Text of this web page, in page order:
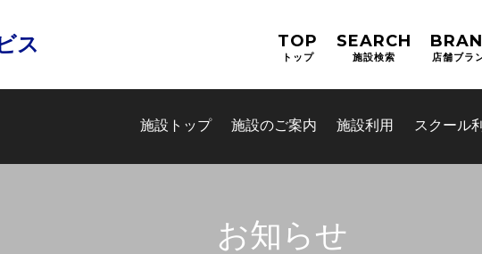
ス TOP
トップ
SEARCH
施設検索 店舗ブラ
施設トップ 施設のご案内 施設利用 スクール
お知らせ